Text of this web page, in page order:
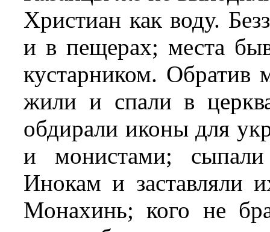
Христиан как воду.
и в пещерах; места
кустарником. Обратив
жили и спали в
обдирали иконы для
и монистами;
Инокам и заставляли
Монахинь; кого не